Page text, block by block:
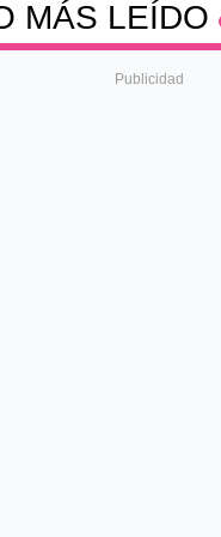
MÁS LEÍDO